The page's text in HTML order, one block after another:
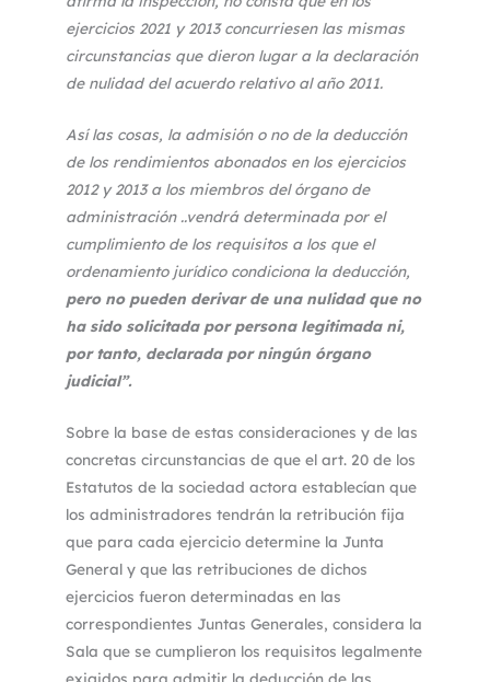
ejercicios 2021 y 2013 concurriesen las mismas
circunstancias que dieron lugar a la declaración
de nulidad del acuerdo relativo al año 2011.
Así las cosas, la admisión o no de la deducción
de los rendimientos abonados en los ejercicios
2012 y 2013 a los miembros del órgano de
administración ..vendrá determinada por el
cumplimiento de los requisitos a los que el
ordenamiento jurídico condiciona la deducción,
pero no pueden derivar de una nulidad que no
ha sido solicitada por persona legitimada ni,
por tanto, declarada por ningún órgano
judicial”.
Sobre la base de estas consideraciones y de las
concretas circunstancias de que el art. 20 de los
Estatutos de la sociedad actora establecían que
los administradores tendrán la retribución fija
que para cada ejercicio determine la Junta
General y que las retribuciones de dichos
ejercicios fueron determinadas en las
correspondientes Juntas Generales, considera la
Sala que se cumplieron los requisitos legalmente
exigidos para admitir la deducción de las